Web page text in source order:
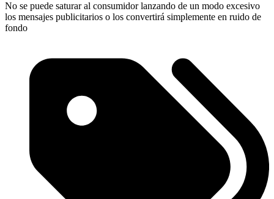
No se puede saturar al consumidor lanzando de un modo excesivo
los mensajes publicitarios o los convertirá simplemente en ruido de
fondo